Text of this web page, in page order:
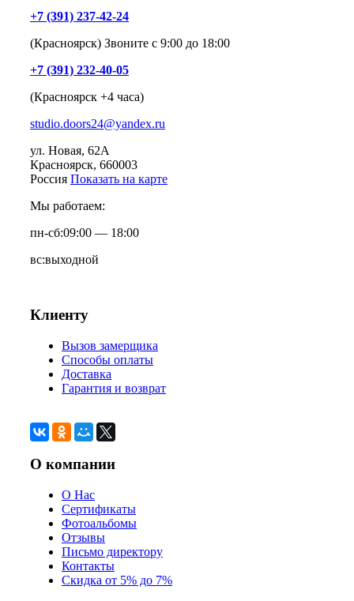
+7 (391) 237-42-24
(Красноярск) Звоните с 9:00 до 18:00
+7 (391) 232-40-05
(Красноярск +4 часа)
studio.doors24@yandex.ru
ул. Новая, 62А
Красноярск, 660003
Россия Показать на карте
Мы работаем:
пн-сб:09:00 — 18:00
вс:выходной
Клиенту
Вызов замерщика
Способы оплаты
Доставка
Гарантия и возврат
О компании
О Нас
Сертификаты
Фотоальбомы
Отзывы
Письмо директору
Контакты
Скидка от 5% до 7%